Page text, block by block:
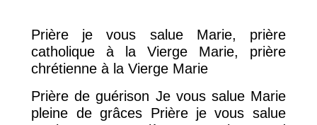
Prière je vous salue Marie, prière
catholique à la Vierge Marie, prière
chrétienne à la Vierge Marie
Prière de guérison Je vous salue Marie
pleine de grâces Prière je vous salue